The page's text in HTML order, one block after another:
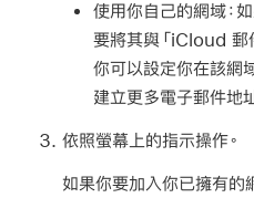
使用你自己的網域：
要將其與「iCloud 郵
你可以設定你在該網
建立更多電子郵件地
依照螢幕上的指示操作。
如果你要加入你已擁有的